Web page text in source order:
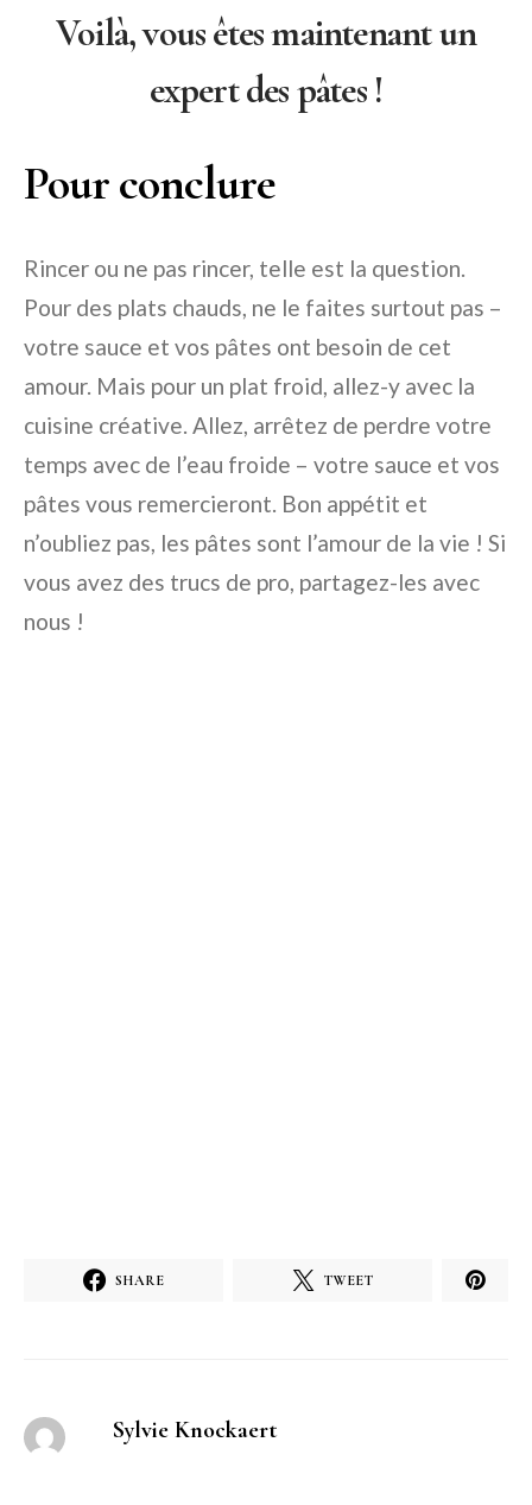
Voilà, vous êtes maintenant un
expert des pâtes !
Pour conclure
Rincer ou ne pas rincer, telle est la question.
Pour des plats chauds, ne le faites surtout pas –
votre sauce et vos pâtes ont besoin de cet
amour. Mais pour un plat froid, allez-y avec la
cuisine créative. Allez, arrêtez de perdre votre
temps avec de l’eau froide – votre sauce et vos
pâtes vous remercieront. Bon appétit et
n’oubliez pas, les pâtes sont l’amour de la vie ! Si
vous avez des trucs de pro, partagez-les avec
nous !
SHARE TWEET
Sylvie Knockaert